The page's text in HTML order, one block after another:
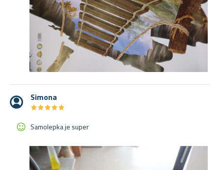
Simona
★★★★★
★★★★★
Samolepka je super